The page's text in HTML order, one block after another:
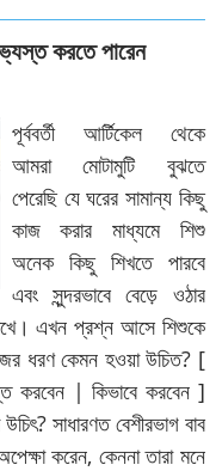
করতে পারেন
পূর্ববর্তী আর্টিকেল থেকে
আমরা মোটামুটি বুঝতে
পেরেছি যে ঘরের সামান্য কিছু
কাজ করার মাধ্যমে শিশু
অনেক কিছু শিখতে পারবে
এবং সুন্দরভাবে বেড়ে ওঠার
এখন প্রশ্ন আসে শিশুকে
ধরণ কেমন হওয়া উচিত? [
করবেন | কিভাবে করবেন ]
সাধারণত বেশীরভাগ বাব
করেন, কেননা তারা মনে